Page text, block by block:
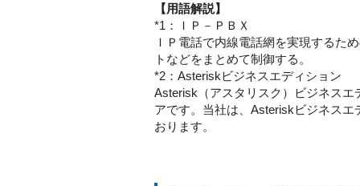
【用語解説】
*1：ＩＰ－ＰＢＸ
ＩＰ電話で内線電話網を実現するた
トなどをまとめて制御する。
*2：Asteriskビジネスエディション
Asterisk（アスタリスク）ビジネス
アです。当社は、Asteriskビジネス
おります。